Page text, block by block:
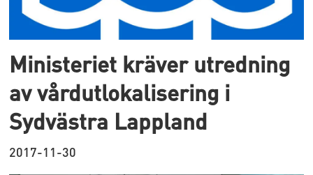
Ministeriet kräver utredning
av vårdutlokalisering i
Sydvästra Lappland
2017-11-30